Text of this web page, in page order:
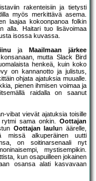
rakenteisiin ja tietysti
myös merkittävä asema.
laajaa kokoonpanoa folkin
alla. Haitari tuo lisävoimaa
isossa kuvassa.
ja
Maailmaan järkee
mutta Slack Bird
henkeä, kuin koko
on kannanotto ja julistus,
ohjata ajatuksia muualle.
pienen ihmisen voimaa ja
raidalla on saanut
vibat vievät ajatuksia toisille
rytmi sama onkin. Oottajan
Oottajan laulun äärelle,
missä alkuperäinen uutti
on soitinarsenaali nyt
mystisempikin.
kun osapuilleen jokainen
osansa alati kasvavaan